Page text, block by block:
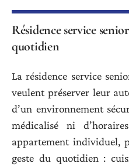
Résidence service
quotidien
La résidence service
veulent préserver leur
d’un environnement
médicalisé ni
appartement individuel,
geste du quotidien :